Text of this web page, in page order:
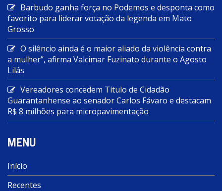
Barbudo ganha força no Podemos e desponta como
favorito para liderar votação da legenda em Mato
Grosso
O silêncio ainda é o maior aliado da violência contra
a mulher”, afirma Valcimar Fuzinato durante o Agosto
Lilás
Vereadores concedem Título de Cidadão
Guarantanhense ao senador Carlos Fávaro e destacam
R$ 8 milhões para micropavimentação
MENU
Início
Recentes